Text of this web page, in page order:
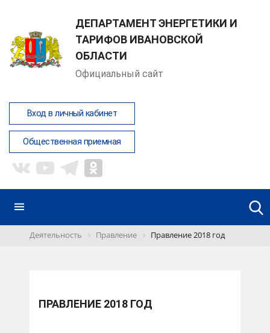
ДЕПАРТАМЕНТ ЭНЕРГЕТИКИ И
ТАРИФОВ ИВАНОВСКОЙ
ОБЛАСТИ
Официальный сайт
Вход в личный кабинет
Общественная приемная
Деятельность Правление Правление 2018 год
ПРАВЛЕНИЕ 2018 ГОД